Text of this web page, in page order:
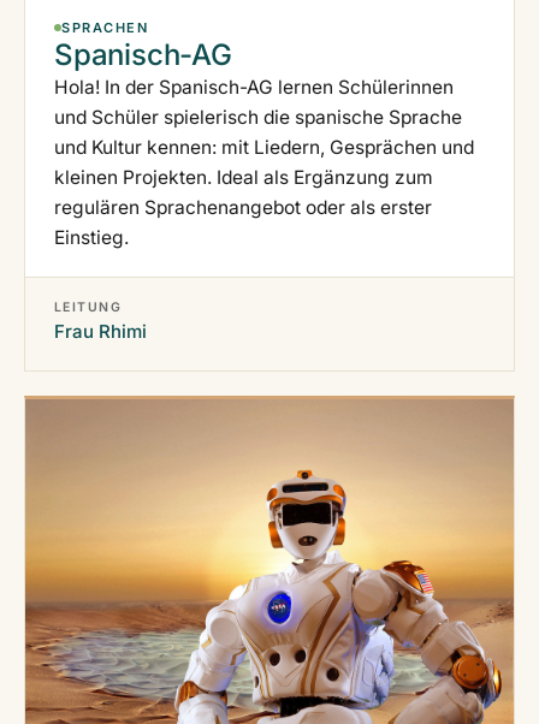
SPRACHEN
Spanisch-AG
Hola! In der Spanisch-AG lernen Schülerinnen
und Schüler spielerisch die spanische Sprache
und Kultur kennen: mit Liedern, Gesprächen und
kleinen Projekten. Ideal als Ergänzung zum
regulären Sprachenangebot oder als erster
Einstieg.
LEITUNG
Frau Rhimi